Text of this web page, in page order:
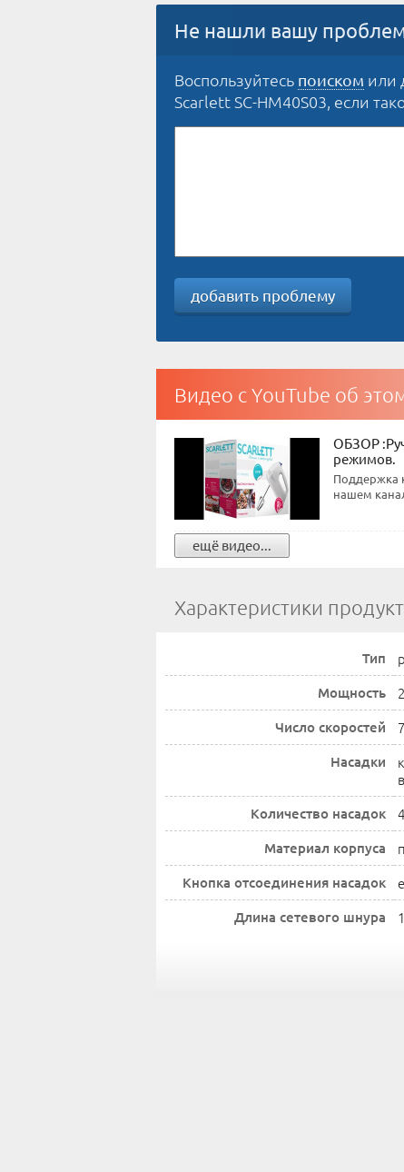
Не нашли вашу
Воспользуйтесь поиском или
Scarlett SC-HM40S03, если
добавить проблему
Видео с YouTube об
ОБЗОР
режимов.
Поддержка
нашем
ещё видео...
Характеристики
Тип
Мощность
Число скоростей 7
Насадки
Количество насадок 4
Материал корпуса
Кнопка отсоединения насадок
Длина сетевого шнура